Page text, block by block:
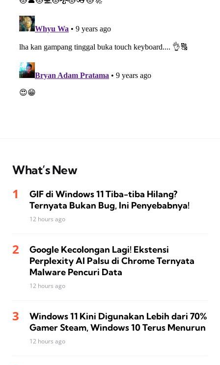
What’s New
GIF di Windows 11 Tiba-tiba Hilang?
Ternyata Bukan Bug, Ini Penyebabnya!
12 hours ago
Google Kecolongan Lagi! Ekstensi
Perplexity AI Palsu di Chrome Ternyata
Malware Pencuri Data
12 hours ago
Windows 11 Kini Digunakan Lebih dari 70%
Gamer Steam, Windows 10 Terus Menurun
12 hours ago